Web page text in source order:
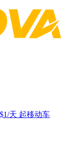
天 起移动车